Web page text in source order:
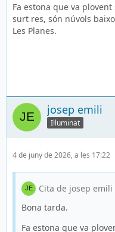
Fa estona que va
surt res, són núvols
Les Planes.
josep emili
Il·luminat
4 de juny de 2026, a les 17:22
Cita de josep emili
Bona tarda.
Fa estona que va